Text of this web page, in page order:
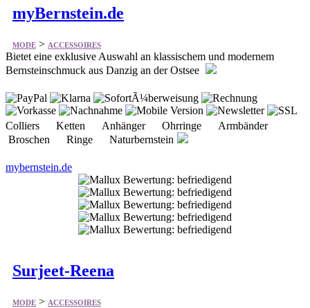
myBernstein.de
MODE > ACCESSOIRES
Bietet eine exklusive Auswahl an klassischem und modernem
Bernsteinschmuck aus Danzig an der Ostsee
Colliers Ketten Anhänger Ohrringe Armbänder
Broschen Ringe Naturbernstein
mybernstein.de
Surjeet-Reena
MODE > ACCESSOIRES